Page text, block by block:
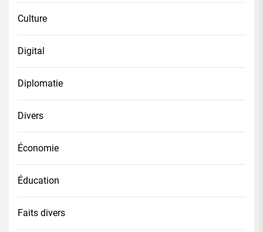
Culture
Digital
Diplomatie
Divers
Économie
Éducation
Faits divers